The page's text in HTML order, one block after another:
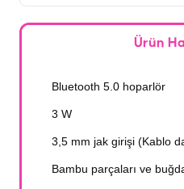
Ürün
Bluetooth 5.0 hoparlör
3 W
3,5 mm jak girişi (Kablo
Bambu parçaları ve